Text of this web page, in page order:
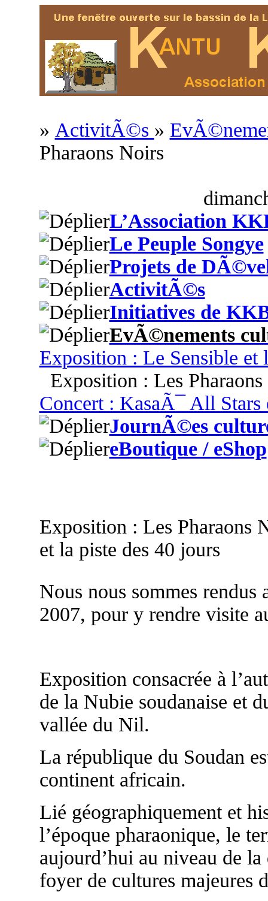
» ActivitÃ©s »
Pharaons Noirs
L’Association
Le Peuple Songye
Projets de
ActivitÃ©s
Initiatives de
EvÃ©nements
Exposition : Le Sensible et
Exposition : Les
Concert : KasaÃ¯ All Stars
JournÃ©es
eBoutique / eShop
Exposition : Les Pharaons
et la piste des 40 jours
Nous nous sommes rendus
2007, pour y rendre visite
Exposition consacrée à
de la Nubie soudanaise et
vallée du Nil.
La république du Soudan
continent africain.
Lié géographiquement et
l’époque pharaonique, le
aujourd’hui au niveau de
foyer de cultures majeures